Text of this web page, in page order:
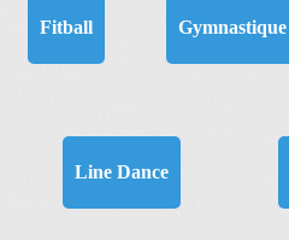
Fitball Gymnastique
Line Dance